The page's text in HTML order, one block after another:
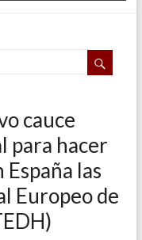
cauce
para hacer
las
Europeo de